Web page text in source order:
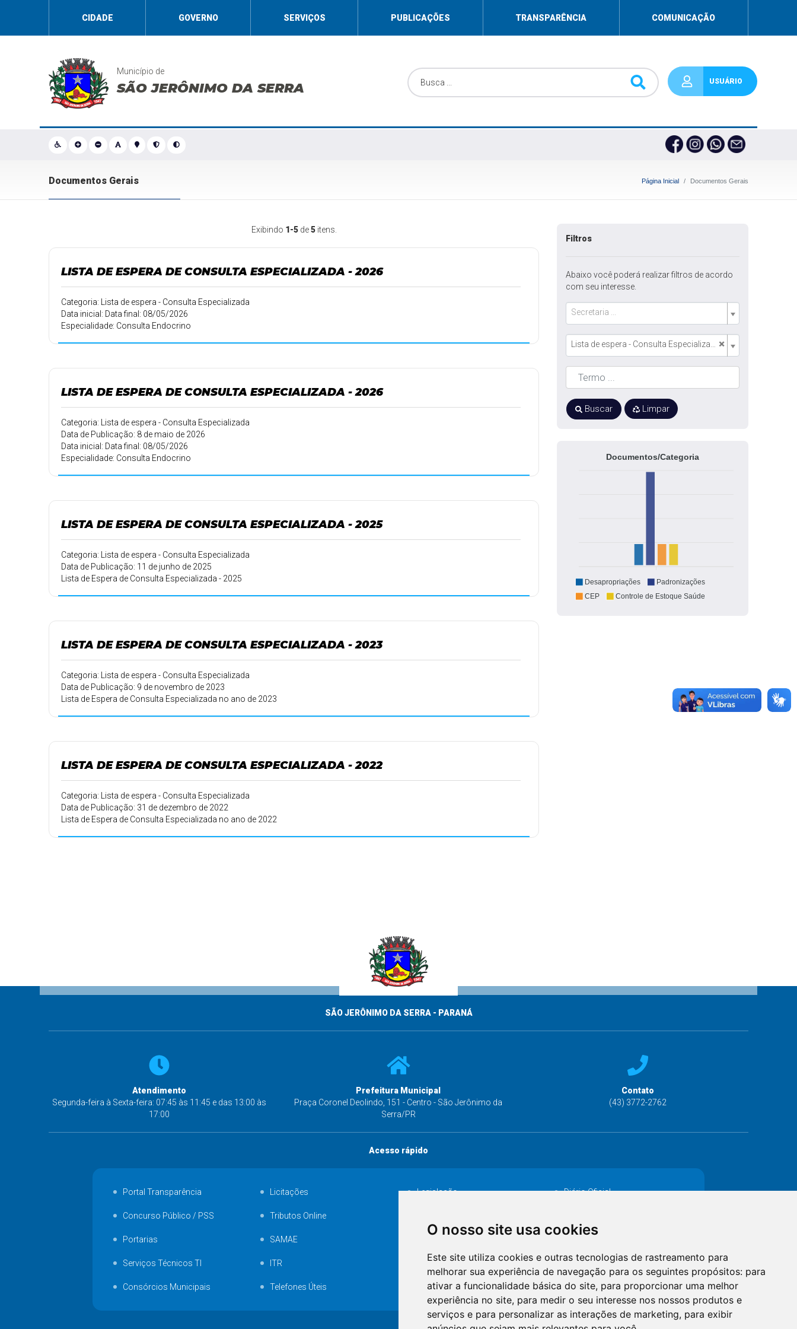
O nosso site usa cookies
Este site utiliza cookies e outras tecnologias de rastreamento para
melhorar sua experiência de navegação para os seguintes propósitos: para
ativar a funcionalidade básica do site, para proporcionar uma melhor
experiência no site, para medir o seu interesse nos nossos produtos e
serviços e para personalizar as interações de marketing, para exibir
CIDADE GOVERNO SERVIÇOS PUBLICAÇÕES TRANSPARÊNCIA COMUNICAÇÃO
Município de
SÃO JERÔNIMO DA SERRA USUÁRIO
Documentos Gerais Página Inicial Documentos Gerais
Exibindo 1-5de5itens.
LISTA DE ESPERA DE CONSULTA ESPECIALIZADA - 2026
Categoria: Lista de espera - Consulta Especializada
Data inicial: Data final: 08/05/2026
Especialidade: Consulta Endocrino
LISTA DE ESPERA DE CONSULTA ESPECIALIZADA - 2026
Categoria: Lista de espera - Consulta Especializada
Data de Publicação: 8 de maio de 2026
Data inicial: Data final: 08/05/2026
Especialidade: Consulta Endocrino
LISTA DE ESPERA DE CONSULTA ESPECIALIZADA - 2025
Categoria: Lista de espera - Consulta Especializada
Data de Publicação: 11 de junho de 2025
Lista de Espera de Consulta Especializada - 2025
LISTA DE ESPERA DE CONSULTA ESPECIALIZADA - 2023
Categoria: Lista de espera - Consulta Especializada
Data de Publicação: 9 de novembro de 2023
Lista de Espera de Consulta Especializada no ano de 2023
LISTA DE ESPERA DE CONSULTA ESPECIALIZADA - 2022
Categoria: Lista de espera - Consulta Especializada
Data de Publicação: 31 de dezembro de 2022
Lista de Espera de Consulta Especializada no ano de 2022
Filtros
Abaixo você poderá realizar filtros de acordo
com seu interesse.
Secretaria ...
×
Lista de espera - Consulta Especializada
Buscar Limpar
Documentos/Categoria
Desapropriações
Padronizações
CEP
Controle de Estoque Saúde
SÃO JERÔNIMO DA SERRA - PARANÁ
Atendimento
Segunda-feira à Sexta-feira: 07:45 às 11:45 e das 13:00 às
17:00
Prefeitura Municipal
Praça Coronel Deolindo, 151 - Centro - São Jerônimo da
Serra/PR
Contato
(43) 3772-2762
Acesso rápido
Portal Transparência Licitações Legislação Diário Oficial
Concurso Público / PSS Tributos Online
Portarias SAMAE
Serviços Técnicos TI ITR Desapropriações Catalogo Eletrônico de Padronização
Consórcios Municipais Telefones Úteis